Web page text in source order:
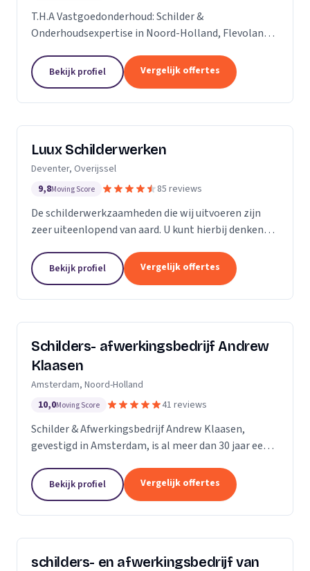
T.H.A Vastgoedonderhoud: Schilder &
Onderhoudsexpertise in Noord-Holland, Flevoland
Bekijk profiel Vergelijk offertes
Luux Schilderwerken
Deventer, Overijssel
9,8Moving Score 85 reviews
De schilderwerkzaamheden die wij uitvoeren zijn
zeer uiteenlopend van aard. U kunt hierbij denken
bedrijfspanden en overig onroerend goed. Het
maakt...
Bekijk profiel Vergelijk offertes
Schilders- afwerkingsbedrijf Andrew
Klaasen
Amsterdam, Noord-Holland
10,0Moving Score 41 reviews
Schilder & Afwerkingsbedrijf Andrew Klaasen,
gevestigd in Amsterdam, is al meer dan 30 jaar een
van ervaren professionals brengt kleur en leven in...
Bekijk profiel Vergelijk offertes
schilders- en afwerkingsbedrijf van